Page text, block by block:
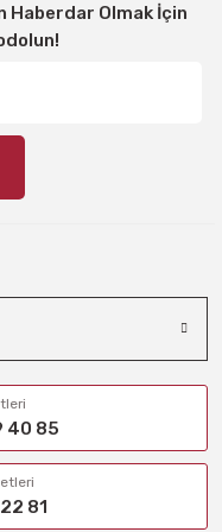
Haberdar Olmak İçin
40 85
81